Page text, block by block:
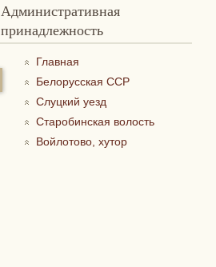
Административная
принадлежность
Главная
Белорусская ССР
Слуцкий уезд
Старобинская волость
Войлотово, хутор